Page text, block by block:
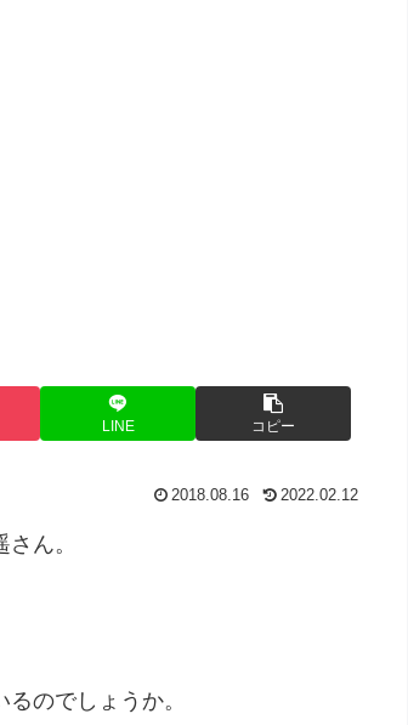
LINE コピー
2018.08.16 2022.02.12
ん。
のでしょうか。